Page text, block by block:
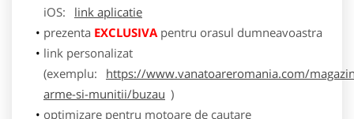
iOS:
link aplicatie
prezenta EXCLUSIVApentru orasul dumneavoastra
link personalizat
(exemplu:
https://www.vanatoareromania.com/
arme-si-munitii/buzau )
optimizare pentru motoare de cautare